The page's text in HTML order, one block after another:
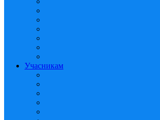
Учасникам